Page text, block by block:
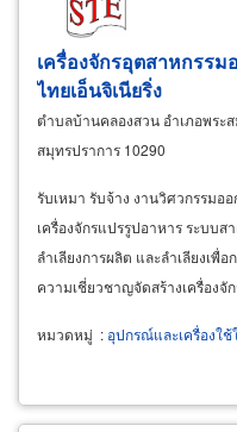
เครื่องจักรอุตสาหกรรม
ไทยเอ็นจิเนียริ่ง
ตำบลบ้านคลองสวน อำเภอพระ
สมุทรปราการ 10290
รับเหมา รับจ้าง งานวิศวกรรมอ
เครื่องจักรแปรรูปอาหาร ระบบ
ลำเลียงการผลิต และลำเลียงเพื่
ความเชี่ยวชาญจัดสร้างเครื่อง
หมวดหมู่ : อุปกรณ์และเครื่องใช้